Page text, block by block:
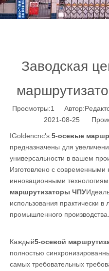
Заводская
Просмотры:1
2021-08-25
IGoldencnc's. 5-осевые
предназначены для
универсальности в вашем
Изготовлено с современными
инновационными
маршрутизаторы ЧПУ
использования практически
промышленного
Каждый5-осевой
полностью
самых требовательных